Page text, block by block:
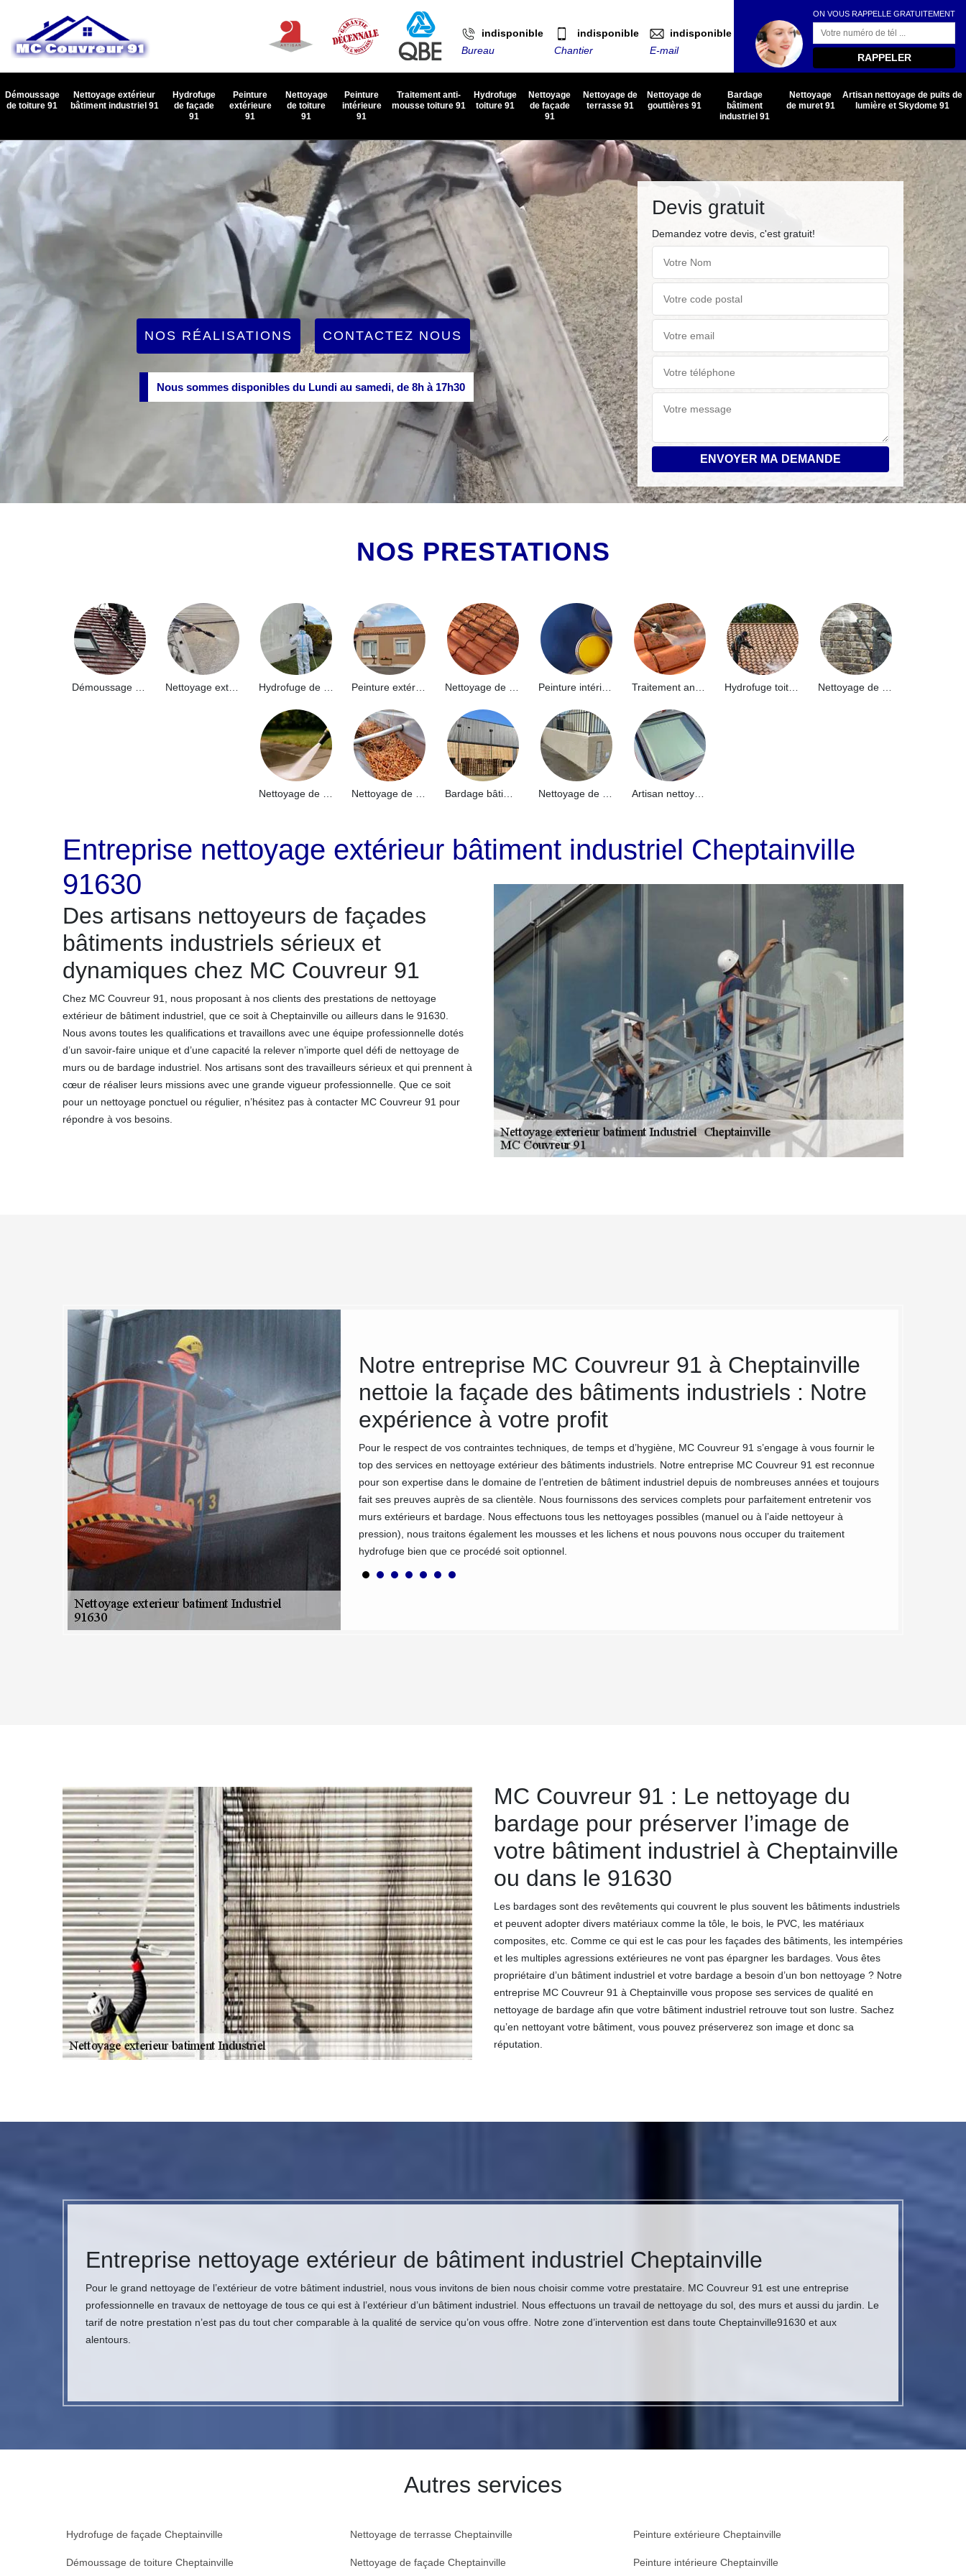
indisponible
Bureau
indisponible
Chantier
indisponible
E-mail
ON VOUS RAPPELLE GRATUITEMENT
Démoussage
de toiture 91
Nettoyage extérieur
bâtiment industriel 91
Hydrofuge
de façade
91
Peinture
extérieure
91
Nettoyage
de toiture
91
Peinture
intérieure
91
Traitement anti-
mousse toiture 91
Hydrofuge
toiture 91
Nettoyage
de façade
91
Nettoyage de
terrasse 91
Nettoyage de
gouttières 91
Bardage
bâtiment
industriel 91
Nettoyage
de muret 91
Artisan nettoyage de puits de
lumière et Skydome 91
NOS RÉALISATIONS CONTACTEZ NOUS
Nous sommes disponibles du Lundi au samedi, de 8h à 17h30
Devis gratuit
Demandez votre devis, c'est gratuit!
NOS PRESTATIONS
Nettoyage extérieur bâtiment industriel 91 Peinture intérieure 91
Artisan nettoyage de puits de lumière et Skydome 91
Entreprise nettoyage extérieur bâtiment industriel Cheptainville
91630
Des artisans nettoyeurs de façades
bâtiments industriels sérieux et
dynamiques chez MC Couvreur 91
Chez MC Couvreur 91, nous proposant à nos clients des prestations de nettoyage
extérieur de bâtiment industriel, que ce soit à Cheptainville ou ailleurs dans le 91630.
Nous avons toutes les qualifications et travaillons avec une équipe professionnelle dotés
d’un savoir-faire unique et d’une capacité la relever n’importe quel défi de nettoyage de
murs ou de bardage industriel. Nos artisans sont des travailleurs sérieux et qui prennent à
cœur de réaliser leurs missions avec une grande vigueur professionnelle. Que ce soit
pour un nettoyage ponctuel ou régulier, n’hésitez pas à contacter MC Couvreur 91 pour
répondre à vos besoins.
pour des travaux de nettoyage
industriels à Cheptainville et
de votre chantier
en nettoyage extérieur de bâtiment industriel à Cheptainville, évaluera
les plus adaptées. Avant chaque opération, nous effectuons donc
bardage. Après un bon bilan, nous serons en mesure d’adopter la meilleure
le matériau à travailler. Les compétences techniques de nos artisans et
de vous offrir le nec le plus ultra en matière de nettoyage extérieur de
91 pour plus d'informations ou pour un rendez-vous.
Notre entreprise MC Couvreur 91 à Cheptainville
nettoie la façade des bâtiments industriels : Notre
expérience à votre profit
Pour le respect de vos contraintes techniques, de temps et d’hygiène, MC Couvreur 91 s’engage à vous fournir le
top des services en nettoyage extérieur des bâtiments industriels. Notre entreprise MC Couvreur 91 est reconnue
pour son expertise dans le domaine de l’entretien de bâtiment industriel depuis de nombreuses années et toujours
fait ses preuves auprès de sa clientèle. Nous fournissons des services complets pour parfaitement entretenir vos
murs extérieurs et bardage. Nous effectuons tous les nettoyages possibles (manuel ou à l’aide nettoyeur à
pression), nous traitons également les mousses et les lichens et nous pouvons nous occuper du traitement
hydrofuge bien que ce procédé soit optionnel.
MC Couvreur 91 : Le nettoyage du
bardage pour préserver l’image de
votre bâtiment industriel à Cheptainville
ou dans le 91630
Les bardages sont des revêtements qui couvrent le plus souvent les bâtiments industriels
et peuvent adopter divers matériaux comme la tôle, le bois, le PVC, les matériaux
composites, etc. Comme ce qui est le cas pour les façades des bâtiments, les intempéries
et les multiples agressions extérieures ne vont pas épargner les bardages. Vous êtes
propriétaire d’un bâtiment industriel et votre bardage a besoin d’un bon nettoyage ? Notre
entreprise MC Couvreur 91 à Cheptainville vous propose ses services de qualité en
nettoyage de bardage afin que votre bâtiment industriel retrouve tout son lustre. Sachez
qu’en nettoyant votre bâtiment, vous pouvez préserverez son image et donc sa
réputation.
Entreprise nettoyage extérieur de bâtiment industriel Cheptainville
Pour le grand nettoyage de l’extérieur de votre bâtiment industriel, nous vous invitons de bien nous choisir comme votre prestataire. MC Couvreur 91 est une entreprise
professionnelle en travaux de nettoyage de tous ce qui est à l’extérieur d’un bâtiment industriel. Nous effectuons un travail de nettoyage du sol, des murs et aussi du jardin. Le
tarif de notre prestation n’est pas du tout cher comparable à la qualité de service qu’on vous offre. Notre zone d’intervention est dans toute Cheptainville91630 et aux
alentours.
Autres services
Hydrofuge de façade Cheptainville
Démoussage de toiture Cheptainville
Nettoyage de terrasse Cheptainville
Nettoyage de façade Cheptainville
Peinture extérieure Cheptainville
Peinture intérieure Cheptainville